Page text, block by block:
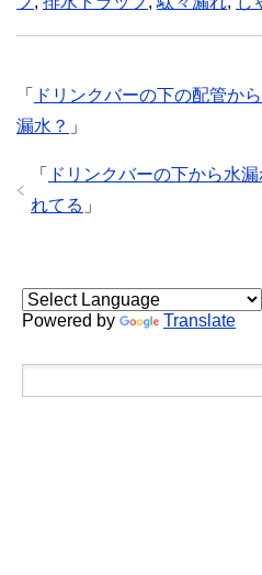
「
ドリンクバーの下の配管か
漏水？ 」
「
ドリンクバーの下から水
れてる 」
Powered by Translate